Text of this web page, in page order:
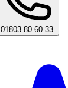
01803 80 60 33